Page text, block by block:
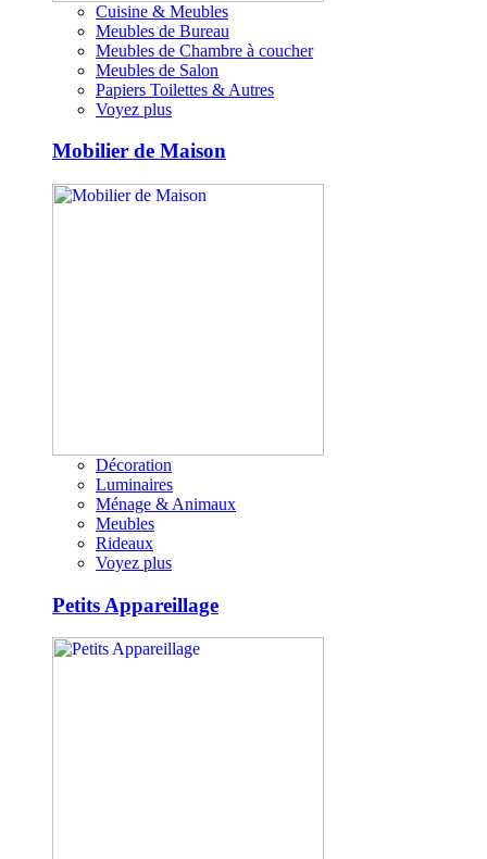
Cuisine & Meubles
Meubles de Bureau
Meubles de Chambre à coucher
Meubles de Salon
Papiers Toilettes & Autres
Voyez plus
Mobilier de Maison
Décoration
Luminaires
Ménage & Animaux
Meubles
Rideaux
Voyez plus
Petits Appareillage